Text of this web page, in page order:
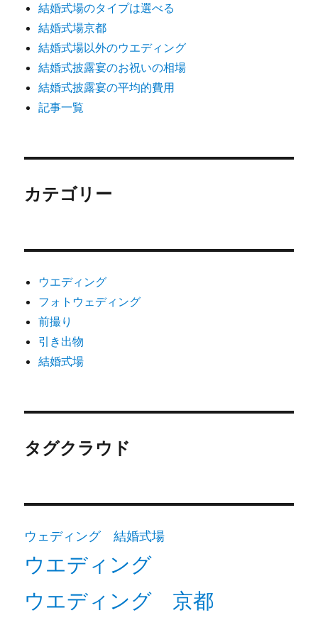
結婚式場のタイプは選べる
結婚式場京都
結婚式場以外のウエディング
結婚式披露宴のお祝いの相場
結婚式披露宴の平均的費用
記事一覧
カテゴリー
ウエディング
フォトウェディング
前撮り
引き出物
結婚式場
タグクラウド
ウェディング 結婚式場
ウエディング
ウエディング 京都